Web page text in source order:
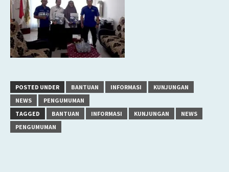
POSTED UNDER BANTUAN INFORMASI
KUNJUNGAN
NEWS
PENGUMUMAN
TAGGED
BANTUAN INFORMASI KUNJUNGAN
NEWS
PENGUMUMAN